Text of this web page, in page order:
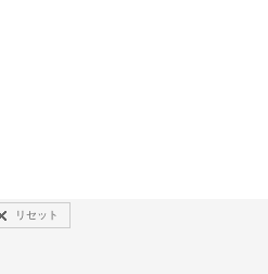
リセット